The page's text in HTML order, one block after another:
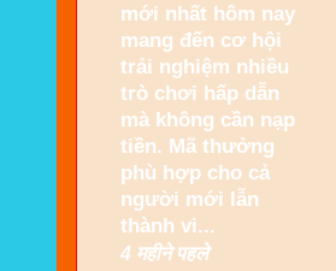
mới nhất hôm nay
mang đến cơ hội
trải nghiệm nhiều
trò chơi hấp dẫn
mà không cần nạp
tiền. Mã thưởng
phù hợp cho cả
người mới lẫn
thành vi...
4 महीने पहले